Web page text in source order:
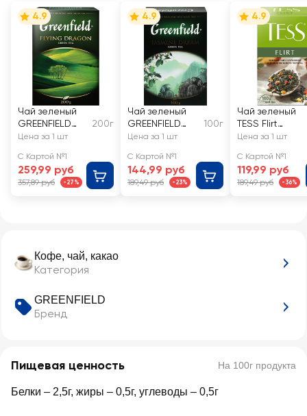
Кофе, чай, какао
Категория
GREENFIELD
Бренд
Пищевая ценность На 100г продукта
Белки – 2,5г, жиры – 0,5г, углеводы – 0,5г
4.9
Чай зеленый
GREENFIELD
Flying Dragon
200г
Цена за 1 шт
С Картой №1
259,99 руб
357,89 руб -27%
4.9
Чай зеленый
GREENFIELD
Jasmine Dream
100г
Цена за 1 шт
С Картой №1
144,99 руб
189,49 руб -23%
4.9
Чай зеленый
TESS Flirt
листовой
Цена за 1 шт
С Картой №1
119,99 руб
189,49 руб -36%